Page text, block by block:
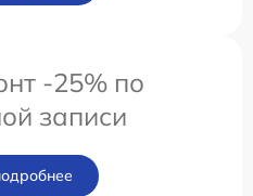
-25% по
записи